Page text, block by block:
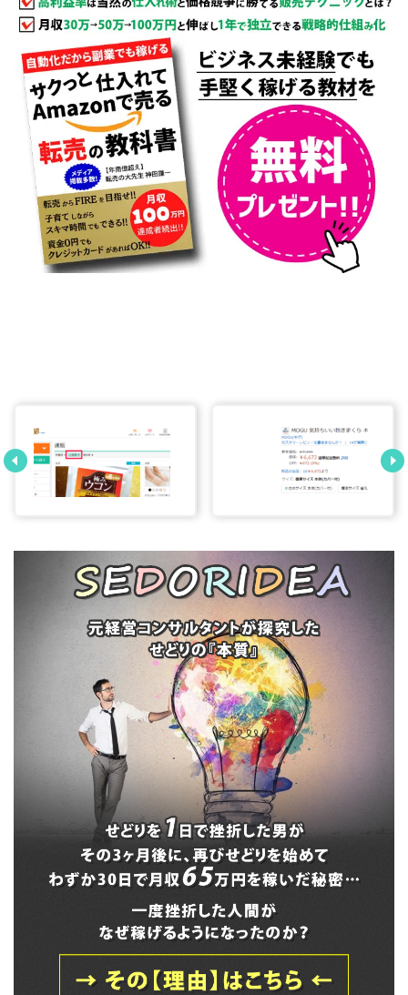
フリマ販売から
Amazonせどりでも
稼げる仕入先のくま
睡眠の質を上げた
『抱きまくら』に驚
き!!横向きでしか寝
れない方は必見!!